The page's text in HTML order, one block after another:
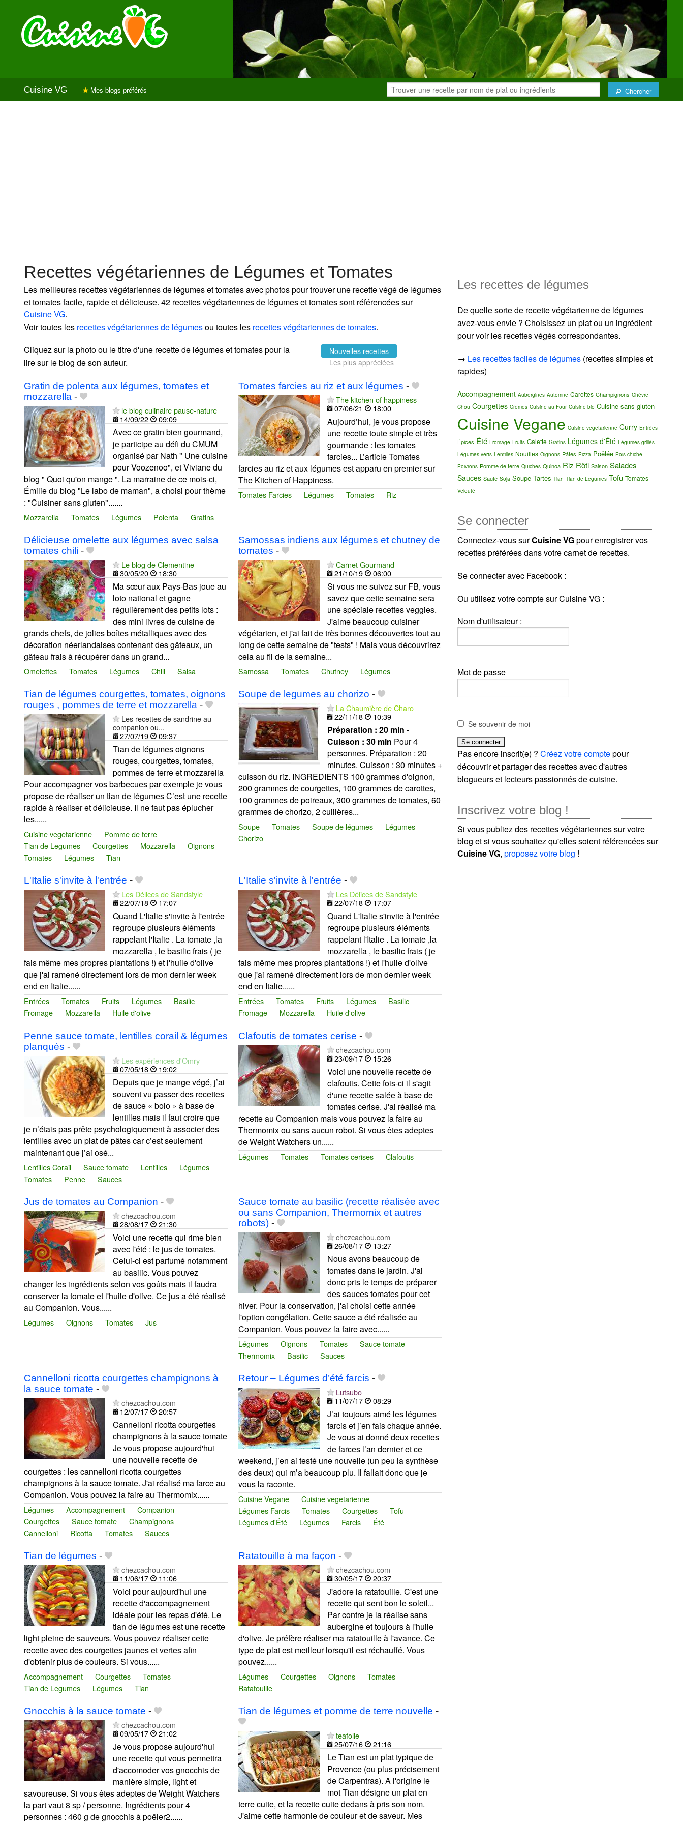
Cuisine VG Chercher
Mes blogs préférés
Recettes végétariennes de Légumes et Tomates
Les meilleures recettes végétariennes de légumes et tomates avec photos pour trouver une recette végé de légumes
et tomates facile, rapide et délicieuse. 42 recettes végétariennes de légumes et tomates sont référencées sur
Cuisine VG.
Voir toutes les recettes végétariennes de légumesou toutes les recettes végétariennes de tomates.
Cliquez sur la photo ou le titre d'une recette de légumes et tomates pour la
lire sur le blog de son auteur.
Nouvelles recettes
Les plus appréciées
Gratin de polenta aux légumes, tomates et
mozzarella -
le blog culinaire pause-nature
14/09/22
09:09
Avec ce gratin bien gourmand,
je participe au défi du CMUM
organisé par Nath " Une cuisine
pour Voozenoo", et Viviane du
blog " Quoi qu'on mange ". La marraine de ce mois-ci,
Émilie du blog "Le labo de maman", a choisi pour thème
: "Cuisiner sans gluten".......
Mozzarella Tomates Légumes Polenta Gratins
Tomates farcies au riz et aux légumes -
The kitchen of happiness
07/06/21
18:00
Aujourd’hui, je vous propose
une recette toute simple et très
gourmande : les tomates
farcies... L’article Tomates
farcies au riz et aux légumes est apparu en premier sur
The Kitchen of Happiness.
Tomates Farcies Légumes Tomates Riz
Délicieuse omelette aux légumes avec salsa
tomates chili -
Le blog de Clementine
30/05/20
18:30
Ma sœur aux Pays-Bas joue au
loto national et gagne
régulièrement des petits lots :
des mini livres de cuisine de
grands chefs, de jolies boîtes métalliques avec des
décoration néerlandaises contenant des gâteaux, un
gâteau frais à récupérer dans un grand...
Omelettes Tomates Légumes Chili Salsa
Samossas indiens aux légumes et chutney de
tomates -
Carnet Gourmand
21/10/19
06:00
Si vous me suivez sur FB, vous
savez que cette semaine sera
une spéciale recettes veggies.
J'aime beaucoup cuisiner
végétarien, et j'ai fait de très bonnes découvertes tout au
long de cette semaine de "tests" ! Mais vous découvrirez
cela au fil de la semaine...
Samossa Tomates Chutney Légumes
Tian de légumes courgettes, tomates, oignons
rouges , pommes de terre et mozzarella -
Les recettes de sandrine au
companion ou...
27/07/19
09:37
Tian de légumes oignons
rouges, courgettes, tomates,
pommes de terre et mozzarella
Pour accompagner vos barbecues par exemple je vous
propose de réaliser un tian de légumes C’est une recette
rapide à réaliser et délicieuse. Il ne faut pas éplucher
les......
Cuisine vegetarienne
Pomme de terre
Tian de Legumes
Courgettes Mozzarella
Oignons
Tomates
Légumes Tian
Soupe de legumes au chorizo -
La Chaumière de Charo
22/11/18
10:39
Préparation : 20 min -
Cuisson : 30 min Pour 4
personnes. Préparation : 20
minutes. Cuisson : 30 minutes +
cuisson du riz. INGREDIENTS 100 grammes d'oignon,
200 grammes de courgettes, 100 grammes de carottes,
100 grammes de poireaux, 300 grammes de tomates, 60
grammes de chorizo, 2 cuillères...
Soupe Tomates Soupe de légumes
Légumes
Chorizo
L'Italie s'invite à l'entrée -
Les Délices de Sandstyle
22/07/18
17:07
Quand L'Italie s'invite à l'entrée
regroupe plusieurs éléments
rappelant l'Italie . La tomate ,la
mozzarella , le basilic frais ( je
fais même mes propres plantations !) et l'huile d'olive
que j'ai ramené directement lors de mon dernier week
end en Italie......
Entrées Tomates Fruits Légumes
Basilic
Fromage
Mozzarella Huile d'olive
L'Italie s'invite à l'entrée -
Les Délices de Sandstyle
22/07/18
17:07
Quand L'Italie s'invite à l'entrée
regroupe plusieurs éléments
rappelant l'Italie . La tomate ,la
mozzarella , le basilic frais ( je
fais même mes propres plantations !) et l'huile d'olive
que j'ai ramené directement lors de mon dernier week
end en Italie......
Entrées Tomates Fruits Légumes
Basilic
Fromage
Mozzarella Huile d'olive
Penne sauce tomate, lentilles corail & légumes
planqués -
Les expériences d'Omry
07/05/18
19:02
Depuis que je mange végé, j’ai
souvent vu passer des recettes
de sauce « bolo » à base de
lentilles mais il faut croire que
je n’étais pas prête psychologiquement à associer des
lentilles avec un plat de pâtes car c’est seulement
maintenant que j’ai osé...
Lentilles Corail Sauce tomate Lentilles
Légumes
Tomates
Penne Sauces
Clafoutis de tomates cerise -
chezcachou.com
23/09/17
15:26
Voici une nouvelle recette de
clafoutis. Cette fois-ci il s'agit
d'une recette salée à base de
tomates cerise. J'ai réalisé ma
recette au Companion mais vous pouvez la faire au
Thermomix ou sans aucun robot. Si vous êtes adeptes
de Weight Watchers un......
Légumes Tomates Tomates cerises Clafoutis
Jus de tomates au Companion -
chezcachou.com
28/08/17
21:30
Voici une recette qui rime bien
avec l'été : le jus de tomates.
Celui-ci est parfumé notamment
au basilic. Vous pouvez
changer les ingrédients selon vos goûts mais il faudra
conserver la tomate et l'huile d'olive. Ce jus a été réalisé
au Companion. Vous......
Légumes Oignons Tomates Jus
Sauce tomate au basilic (recette réalisée avec
ou sans Companion, Thermomix et autres
robots)-
chezcachou.com
26/08/17
13:27
Nous avons beaucoup de
tomates dans le jardin. J'ai
donc pris le temps de préparer
des sauces tomates pour cet
hiver. Pour la conservation, j'ai choisi cette année
l'option congélation. Cette sauce a été réalisée au
Companion. Vous pouvez la faire avec......
Légumes Oignons Tomates
Sauce tomate
Thermomix
Basilic Sauces
Cannelloni ricotta courgettes champignons à
la sauce tomate -
chezcachou.com
12/07/17
20:57
Cannelloni ricotta courgettes
champignons à la sauce tomate
Je vous propose aujourd'hui
une nouvelle recette de
courgettes : les cannelloni ricotta courgettes
champignons à la sauce tomate. J'ai réalisé ma farce au
Companion. Vous pouvez la faire au Thermomix......
Légumes Accompagnement
Companion
Courgettes
Sauce tomate
Champignons
Cannelloni
Ricotta Tomates Sauces
Retour – Légumes d’été farcis -
Lutsubo
11/07/17
08:29
J’ai toujours aimé les légumes
farcis et j’en fais chaque année.
Je vous ai donné deux recettes
de farces l’an dernier et ce
weekend, j’en ai testé une nouvelle (un peu la synthèse
des deux) qui m’a beaucoup plu. Il fallait donc que je
vous la raconte.
Cuisine Vegane
Cuisine vegetarienne
Légumes Farcis
Tomates Courgettes
Tofu
Légumes d'Été
Légumes Farcis Été
Tian de légumes -
chezcachou.com
11/06/17
11:06
Voici pour aujourd'hui une
recette d'accompagnement
idéale pour les repas d'été. Le
tian de légumes est une recette
light pleine de sauveurs. Vous pouvez réaliser cette
recette avec des courgettes jaunes et vertes afin
d'obtenir plus de couleurs. Si vous......
Accompagnement Courgettes
Tomates
Tian de Legumes
Légumes Tian
Ratatouille à ma façon -
chezcachou.com
30/05/17
20:37
J'adore la ratatouille. C'est une
recette qui sent bon le soleil...
Par contre je la réalise sans
aubergine et toujours à l'huile
d'olive. Je préfère réaliser ma ratatouille à l'avance. Ce
type de plat est meilleur lorsqu'il est réchauffé. Vous
pouvez......
Légumes Courgettes Oignons
Tomates
Ratatouille
Gnocchis à la sauce tomate -
chezcachou.com
09/05/17
21:02
Je vous propose aujourd'hui
une recette qui vous permettra
d'accomoder vos gnocchis de
manière simple, light et
savoureuse. Si vous êtes adeptes de Weight Watchers
la part vaut 8 sp / personne. Ingrédients pour 4
personnes : 460 g de gnocchis à poêler2......
Tian de légumes et pomme de terre nouvelle -
teafolie
25/07/16
21:16
Le Tian est un plat typique de
Provence (ou plus précisement
de Carpentras). A l'origine le
mot Tian désigne un plat en
terre cuite, et la recette cuite dedans à pris son nom.
J'aime cette harmonie de couleur et de saveur. Mes
Les recettes de légumes
De quelle sorte de recette végétarienne de légumes
avez-vous envie ? Choisissez un plat ou un ingrédient
pour voir les recettes végés correspondantes.
→ Les recettes faciles de légumes (recettes simples et
rapides)
Accompagnement Aubergines Automne Carottes Champignons Chèvre
Chou Courgettes Crèmes Cuisine au Four Cuisine bio Cuisine sans gluten
Cuisine Vegane Cuisine vegetarienne Curry Entrées
Épices Été Fromage Fruits Galette Gratins Légumes d'Été Légumes grillés
Légumes verts Lentilles Nouilles Oignons Pâtes Pizza Poêlée Pois chiche
Poivrons Pomme de terre Quiches Quinoa Riz Rôti Saison Salades
Sauces Sauté Soja Soupe Tartes Tian Tian de Legumes Tofu Tomates
Velouté
Se connecter
Connectez-vous surCuisine VGpour enregistrer vos
recettes préférées dans votre carnet de recettes.
Se connecter avec Facebook :
Ou utilisez votre compte sur Cuisine VG :
Nom d'utilisateur :
Mot de passe
Se souvenir de moi
Pas encore inscrit(e) ?Créez votre comptepour
découvrir et partager des recettes avec d'autres
blogueurs et lecteurs passionnés de cuisine.
Inscrivez votre blog !
Si vous publiez des recettes végétariennes sur votre
blog et si vous souhaitez qu'elles soient référencées sur
Cuisine VG,proposez votre blog !